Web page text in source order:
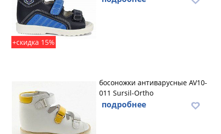
+скидка 15%
босоножки антиварусные AV10-
011 Sursil-Ortho
подробнее